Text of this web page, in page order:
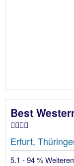
Best
Erfurt,
5.1 - 94 %